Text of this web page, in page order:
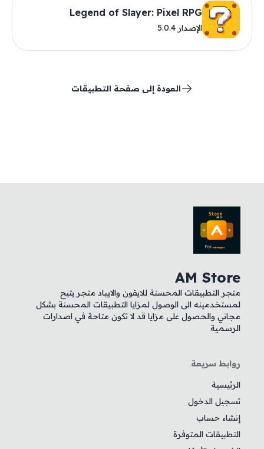
Legend of Slayer: Pixel RPG
الإصدار 5.0.4
العودة إلى صفحة التطبيقات
AM Store
متجر التطبيقات المحسنة للايفون والايباد متجر يتيح
لمستخدمينه الى الوصول لمزايا التطبيقات المحسنة بشكل
مجاني والحصول على مزايا قد لا تكون متاحة في اصدارات
الرسمية
روابط سريعة
الرئيسية
تسجيل الدخول
إنشاء حساب
التطبيقات المتوفرة